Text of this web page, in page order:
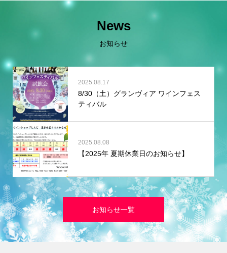
News
お知らせ
2025.08.17
8/30（土）グランヴィア ワインフェス
ティバル
2025.08.08
【2025年 夏期休業日のお知らせ】
お知らせ一覧